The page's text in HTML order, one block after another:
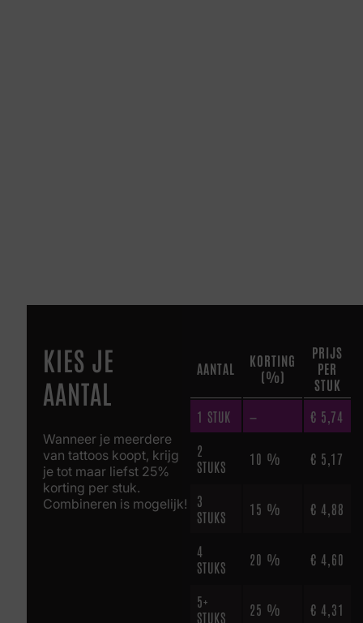
KIES JE
AANTAL
Wanneer je meerdere
van tattoos koopt, krijg
je tot maar liefst 25%
korting per stuk.
Combineren is mogelijk!
AANTAL
KORTING
(%)
PRIJS
PER
STUK
1 STUK — € 5,74
2
STUKS
10 % € 5,17
3
STUKS
15 % € 4,88
4
STUKS
20 % € 4,60
5+
STUKS
25 % € 4,31